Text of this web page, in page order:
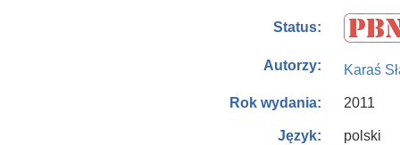
Status:
Autorzy: Karaś
Rok wydania: 2011
Język: polski